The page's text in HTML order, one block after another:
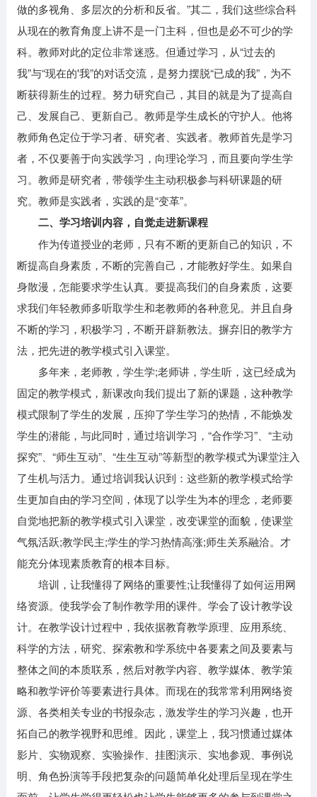
做的多视角、多层次的分析和反省。”其二，我们这些综合科
从现在的教育角度上讲不是一门主科，但也是必不可少的学
科。教师对此的定位非常迷惑。但通过学习，从“过去的
我”与“现在的'我”的对话交流，是努力摆脱“已成的我”，为不
断获得新生的过程。努力研究自己，其目的就是为了提高自
己、发展自己、更新自己。教师是学生成长的守护人。他将
教师角色定位于学习者、研究者、实践者。教师首先是学习
者，不仅要善于向实践学习，向理论学习，而且要向学生学
习。教师是研究者，带领学生主动积极参与科研课题的研
究。教师是实践者，实践的是“变革”。
二、学习培训内容，自觉走进新课程
作为传道授业的老师，只有不断的更新自己的知识，不
断提高自身素质，不断的完善自己，才能教好学生。如果自
身散漫，怎能要求学生认真。要提高我们的自身素质，这要
求我们年轻教师多听取学生和老教师的各种意见。并且自身
不断的学习，积极学习，不断开辟新教法。摒弃旧的教学方
法，把先进的教学模式引入课堂。
多年来，老师教，学生学;老师讲，学生听，这已经成为
固定的教学模式，新课改向我们提出了新的课题，这种教学
模式限制了学生的发展，压抑了学生学习的热情，不能焕发
学生的潜能，与此同时，通过培训学习，“合作学习”、“主动
探究”、“师生互动”、“生生互动”等新型的教学模式为课堂注入
了生机与活力。通过培训我认识到：这些新的教学模式给学
生更加自由的学习空间，体现了以学生为本的理念，老师要
自觉地把新的教学模式引入课堂，改变课堂的面貌，使课堂
气氛活跃;教学民主;学生的学习热情高涨;师生关系融洽。才
能充分体现素质教育的根本目标。
培训，让我懂得了网络的重要性;让我懂得了如何运用网
络资源。使我学会了制作教学用的课件。学会了设计教学设
计。在教学设计过程中，我依据教育教学原理、应用系统、
科学的方法，研究、探索教和学系统中各要素之间及要素与
整体之间的本质联系，然后对教学内容、教学媒体、教学策
略和教学评价等要素进行具体。而现在的我常常利用网络资
源、各类相关专业的书报杂志，激发学生的学习兴趣，也开
拓自己的教学视野和思维。因此，课堂上，我习惯通过媒体
影片、实物观察、实验操作、挂图演示、实地参观、事例说
明、角色扮演等手段把复杂的问题简单化处理后呈现在学生